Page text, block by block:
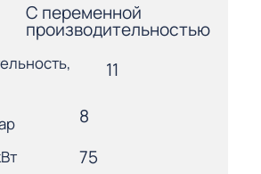
С переменной
производительностью
11
8
75